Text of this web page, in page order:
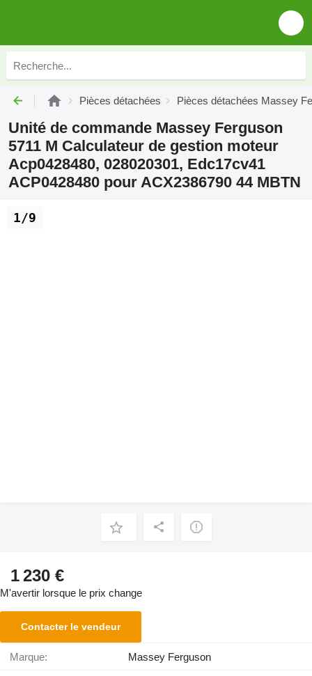
Pièces détachées Pièces détachées Massey
Unité de commande Massey Ferguson
5711 M Calculateur de gestion moteur
Acp0428480, 028020301, Edc17cv41
ACP0428480 pour ACX2386790 44 MBTN
1/9
1 230 €
M'avertir lorsque le prix change
Contacter le vendeur
Marque: Massey Ferguson